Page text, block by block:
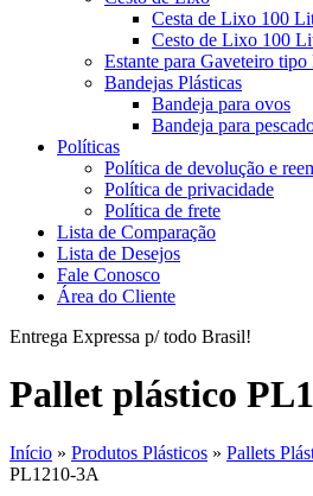
Cesta de Lixo 100
Cesto de Lixo 100
Estante para Gaveteiro tipo
Bandejas Plásticas
Bandeja para ovos
Bandeja para
Políticas
Política de devolução e
Política de privacidade
Política de frete
Lista de Comparação
Lista de Desejos
Fale Conosco
Área do Cliente
Entrega Expressa p/ todo Brasil!
Pallet plástico
Início » Produtos Plásticos » Pallets
PL1210-3A